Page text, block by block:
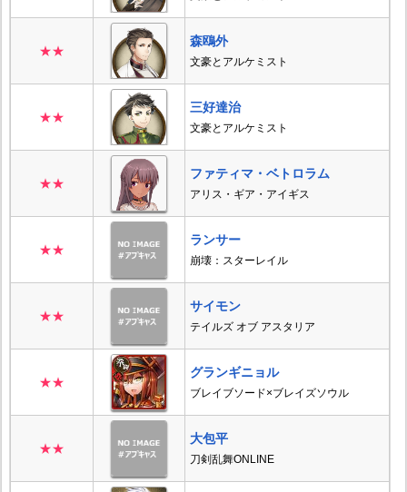
★★
森鴎外
文豪とアルケミスト
★★
三好達治
文豪とアルケミスト
★★
ファティマ・ベトロラム
アリス・ギア・アイギス
★★
ランサー
崩壊：スターレイル
★★
サイモン
テイルズ オブ アスタリア
★★
グランギニョル
ブレイブソード×ブレイズソウル
★★
大包平
刀剣乱舞ONLINE